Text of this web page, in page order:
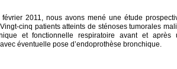
2011, nous avons mené une étude
cinq patients atteints de sténoses tumorales
et fonctionnelle respiratoire avant et après
éventuelle pose d’endoprothèse bronchique.